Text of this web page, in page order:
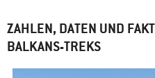
ZAHLEN, DATEN UND
BALKANS-TREKS